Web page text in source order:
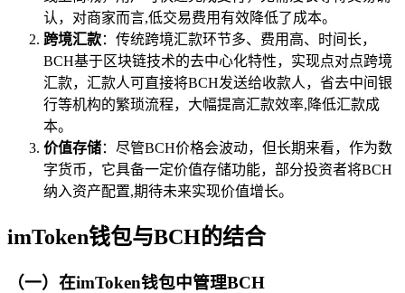
认，对商家而言,低交易费用有效降低了成本。
跨境汇款：传统跨境汇款环节多、费用高、时间长，
BCH基于区块链技术的去中心化特性，实现点对点跨境
汇款，汇款人可直接将BCH发送给收款人，省去中间银
行等机构的繁琐流程，大幅提高汇款效率,降低汇款成
本。
价值存储：尽管BCH价格会波动，但长期来看，作为数
字货币，它具备一定价值存储功能，部分投资者将BCH
纳入资产配置,期待未来实现价值增长。
imToken钱包与BCH的结合
（一）在imToken钱包中管理BCH